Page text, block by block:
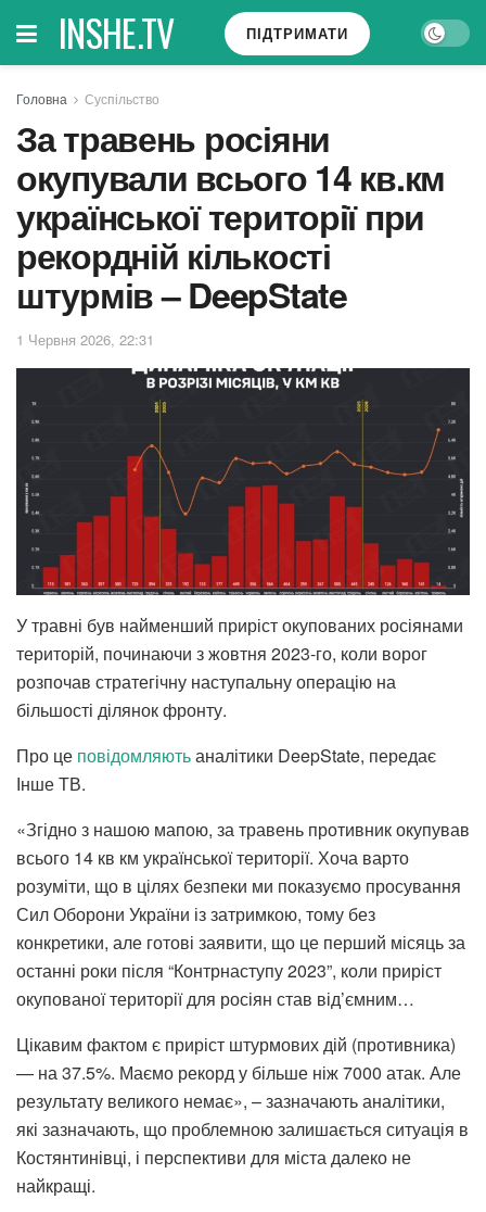
INSHE.TV ПІДТРИМАТИ
Головна Суспільство
За травень росіяни
окупували всього 14 кв.км
української території при
рекордній кількості
штурмів – DeepState
1 Червня 2026, 22:31
У травні був найменший приріст окупованих росіянами
територій, починаючи з жовтня 2023-го, коли ворог
розпочав стратегічну наступальну операцію на
більшості ділянок фронту.
Про це повідомляютьаналітики DeepState, передає
Інше ТВ.
«Згідно з нашою мапою, за травень противник окупував
всього 14 кв км української території. Хоча варто
розуміти, що в цілях безпеки ми показуємо просування
Сил Оборони України із затримкою, тому без
конкретики, але готові заявити, що це перший місяць за
останні роки після “Контрнаступу 2023”, коли приріст
окупованої території для росіян став від’ємним…
Цікавим фактом є приріст штурмових дій (противника)
— на 37.5%. Маємо рекорд у більше ніж 7000 атак. Але
результату великого немає», – зазначають аналітики,
які зазначають, що проблемною залишається ситуація в
Костянтинівці, і перспективи для міста далеко не
найкращі.